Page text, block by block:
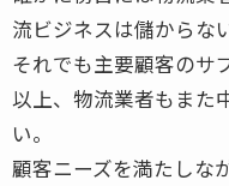
流ビジネスは儲からな
それでも主要顧客のサ
以上、物流業者もまた
い。
顧客ニーズを満たしな